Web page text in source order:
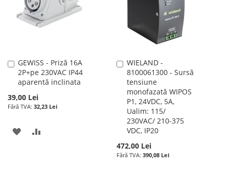
DORINTE
DORINTE
GEWISS - Priză 16A
2P+pe 230VAC IP44
aparentă inclinata
39,00 Lei
32,23 Lei
Adauga
în
cos
ADAUGATI
WIELAND -
8100061300 - Sursă
tensiune
monofazată WIPOS
P1, 24VDC, 5A,
Ualim: 115/
230VAC/ 210-375
VDC, IP20
472,00 Lei
390,08 Lei
Adauga
în
cos